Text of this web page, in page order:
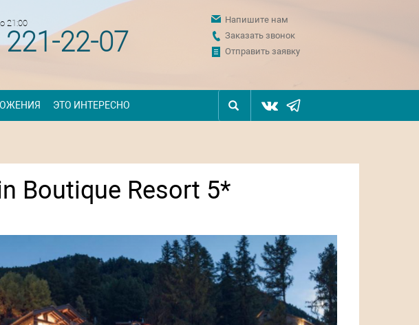
21:00
22-07
Напишите нам
Заказать звонок
Отправить заявку
ЭТО ИНТЕРЕСНО
Boutique Resort 5*